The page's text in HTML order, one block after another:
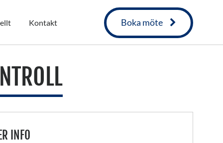
Kontakt Boka möte
INFO